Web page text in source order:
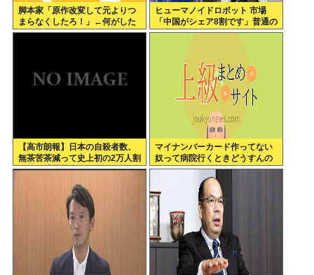
脚本家「原作改変して元よりつ
まらなくしたろ！」←何がした
いの？
ヒューマノイドロボット 市場
「中国がシェア8割です」普通の
日本人怒りのフェイクニュース
【高市朗報】日本の自殺者数、
無茶苦茶減って史上初の2万人割
れ。無茶苦茶生きやすい国にな
マイナンバーカード作ってない
奴って病院行くときどうすんの